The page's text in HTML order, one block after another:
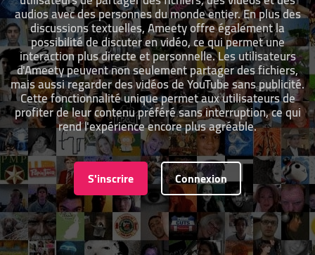
audios avec des personnes du monde entier. En plus des
discussions textuelles, Ameety offre également la
possibilité de discuter en vidéo, ce qui permet une
interaction plus directe et personnelle. Les utilisateurs
d'Ameety peuvent non seulement partager des fichiers,
mais aussi regarder des vidéos de YouTube sans publicité.
Cette fonctionnalité unique permet aux utilisateurs de
profiter de leur contenu préféré sans interruption, ce qui
rend l'expérience encore plus agréable.
S'inscrire Connexion